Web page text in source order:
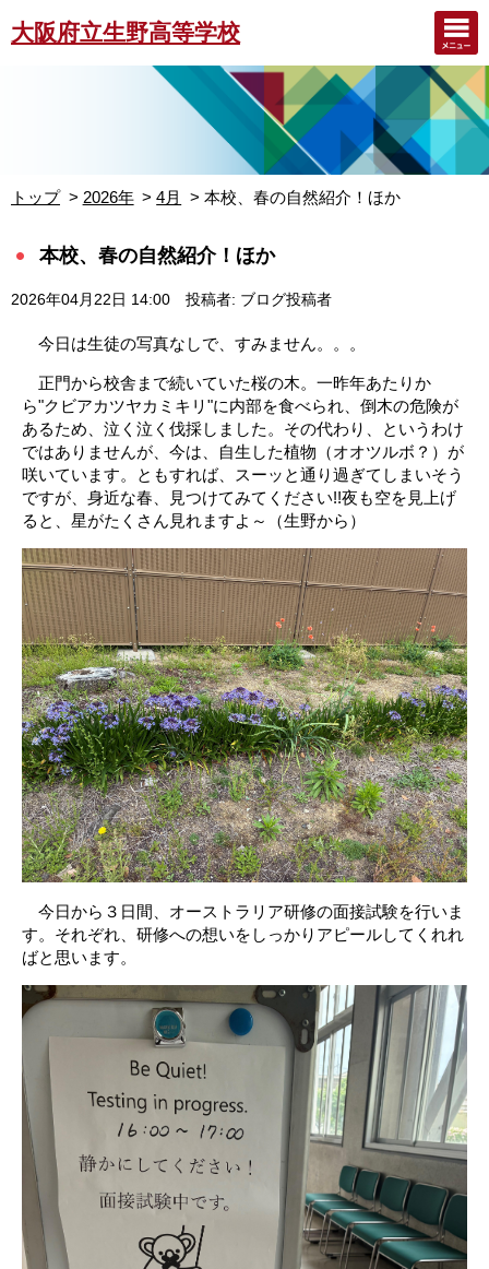
大阪府立生野高等学校
トップ 2026年 4月 本校、春の自然紹介！ほか
本校、春の自然紹介！ほか
2026年04月22日 14:00 投稿者: ブログ投稿者
今日は生徒の写真なしで、すみません。。。
正門から校舎まで続いていた桜の木。一昨年あたりか
ら"クビアカツヤカミキリ"に内部を食べられ、倒木の危険が
あるため、泣く泣く伐採しました。その代わり、というわけ
ではありませんが、今は、自生した植物（オオツルボ？）が
咲いています。ともすれば、スーッと通り過ぎてしまいそう
ですが、身近な春、見つけてみてください!!夜も空を見上げ
ると、星がたくさん見れますよ～（生野から）
今日から３日間、オーストラリア研修の面接試験を行いま
す。それぞれ、研修への想いをしっかりアピールしてくれれ
ばと思います。